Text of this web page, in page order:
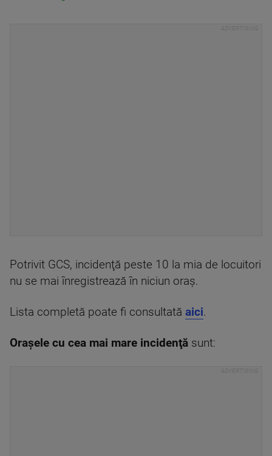
Potrivit GCS, incidenţă peste 10 la mia de locuitori
nu se mai înregistrează în niciun oraş.
Lista completă poate fi consultată aici.
Oraşele cu cea mai mare incidenţă sunt: